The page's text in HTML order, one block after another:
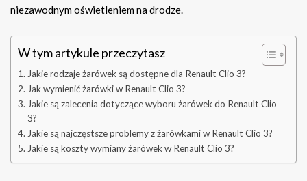
niezawodnym oświetleniem na drodze.
W tym artykule przeczytasz
Jakie rodzaje żarówek są dostępne dla Renault Clio 3?
Jak wymienić żarówki w Renault Clio 3?
Jakie są zalecenia dotyczące wyboru żarówek do Renault Clio
3?
Jakie są najczęstsze problemy z żarówkami w Renault Clio 3?
Jakie są koszty wymiany żarówek w Renault Clio 3?